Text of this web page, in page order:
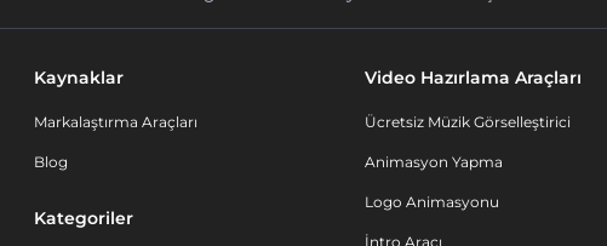
Kaynaklar
Markalaştırma Araçları
Blog
Kategoriler
Video Hazırlama Araçları
Ücretsiz Müzik Görselleştirici
Animasyon Yapma
Logo Animasyonu
İntro Aracı